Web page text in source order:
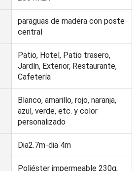
paraguas de madera con poste
central
Patio, Hotel, Patio trasero,
Jardín, Exterior, Restaurante,
Cafetería
Blanco, amarillo, rojo, naranja,
azul, verde, etc. y color
personalizado
Dia2.7m-dia 4m
Poliéster impermeable 230g,